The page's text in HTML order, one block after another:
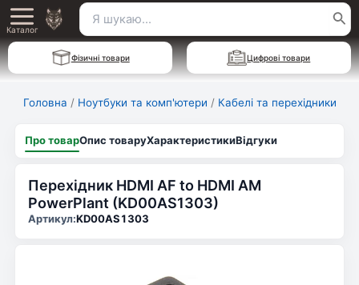
Перейти
до
вмісту
Main
Menu
Каталог
Пошук
для:
Фізичні товари Цифрові товари
Головна / Ноутбуки та комп'ютери / Кабелі та перехідники
Про товарОпис товаруХарактеристикиВідгуки
Перехідник HDMI AF to HDMI AM
PowerPlant (KD00AS1303)
Артикул:KD00AS1303